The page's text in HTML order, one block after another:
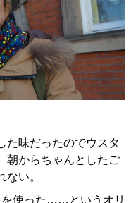
た味だったのでウスタ
朝からちゃんとしたご
い。